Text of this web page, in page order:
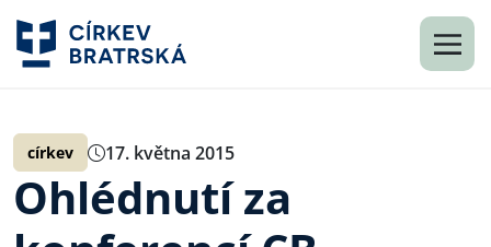
církev 17. května 2015
Ohlédnutí za